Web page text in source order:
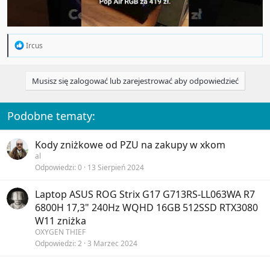
R
i
o
n
s
:
Ircus
Musisz się zalogować lub zarejestrować aby odpowiedzieć
Podobne tematy:
Kody zniżkowe od PZU na zakupy w xkom
al
Odpowiedzi 0 13 Sierpień 2024
Laptop ASUS ROG Strix G17 G713RS-LL063WA R7
6800H 17,3" 240Hz WQHD 16GB 512SSD RTX3080
W11 zniżka
OXYGEN THIEF
Odpowiedzi 2 3 Marzec 2024